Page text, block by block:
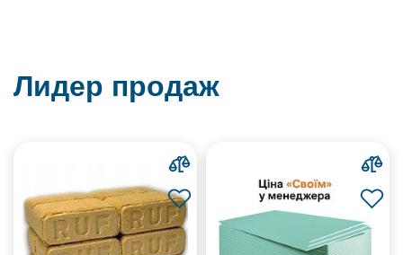
Лидер продаж